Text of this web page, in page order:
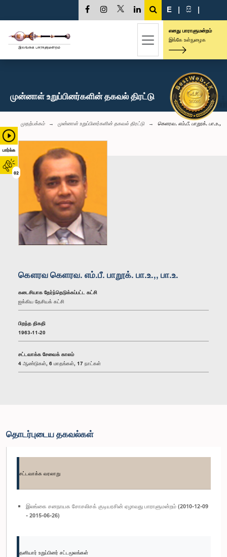
பார்க்க
02
E | සි |
எனது பாராளுமன்றம்
இங்கே உள்நுழைக
முன்னாள் உறுப்பினர்களின் தகவல் திரட்டு
முதற்பக்கம் முன்னாள் உறுப்பினர்களின் தகவல் திரட்டு கெளரவ. எம்.பீ. பாறூக். பா.உ.,
கௌரவ கெளரவ. எம்.பீ. பாறூக். பா.உ.,, பா.உ.
கடைசியாக தேர்ந்தெடுக்கப்பட்ட கட்சி
ஐக்கிய தேசியக் கட்சி
பிறந்த திகதி
1963-11-20
சட்டவாக்க சேவைக் காலம்
4 ஆண்டுகள், 6 மாதங்கள், 17 நாட்கள்
தொடர்புடைய தகவல்கள்
சட்டவாக்க வரலாறு
இலங்கை சனநாயக சோசலிசக் குடியரசின் ஏழாவது பாராளுமன்றம் (2010-12-09
- 2015-06-26)
தனியார் உறுப்பினர் சட்டமூலங்கள்